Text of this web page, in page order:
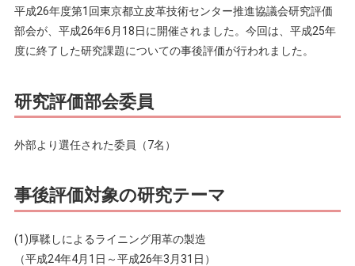
平成26年度第1回東京都立皮革技術センター推進協議会研究評価
部会が、平成26年6月18日に開催されました。今回は、平成25年
度に終了した研究課題についての事後評価が行われました。
研究評価部会委員
外部より選任された委員（7名）
事後評価対象の研究テーマ
(1)厚鞣しによるライニング用革の製造
（平成24年4月1日～平成26年3月31日）